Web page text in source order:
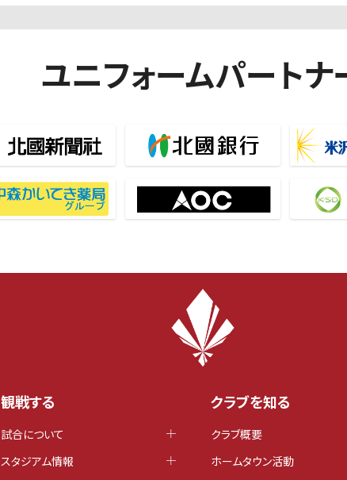
ユニフォームパートナ
観戦する
試合について
スタジアム情報
クラブを知る
クラブ概要
ホームタウン活動